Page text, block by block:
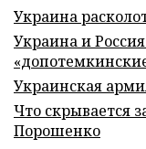
Украина
Украина и
Украинская
Что скрывается
Порошенко